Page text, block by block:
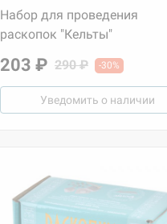
Набор для проведения
раскопок "Кельты"
203 ₽ 290 ₽ -30%
Уведомить о наличии